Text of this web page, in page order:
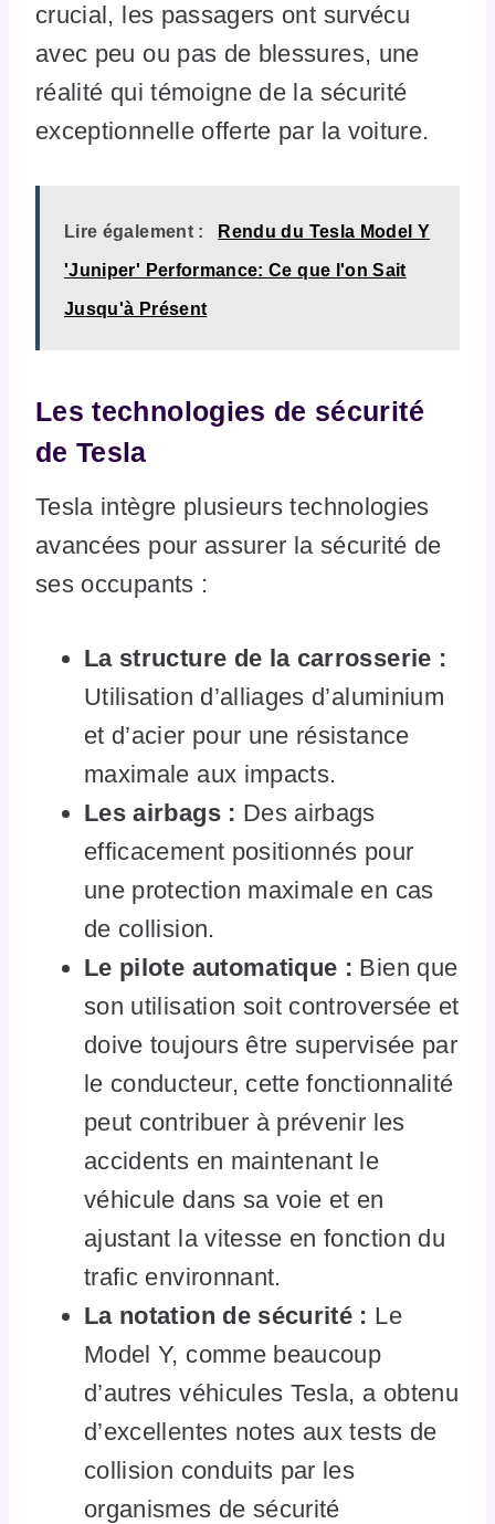
crucial, les passagers ont survécu
avec peu ou pas de blessures, une
réalité qui témoigne de la sécurité
exceptionnelle offerte par la voiture.
Lire également : Rendu du Tesla Model Y
'Juniper' Performance: Ce que l'on Sait
Jusqu'à Présent
Les technologies de sécurité
de Tesla
Tesla intègre plusieurs technologies
avancées pour assurer la sécurité de
ses occupants :
La structure de la carrosserie :
Utilisation d’alliages d’aluminium
et d’acier pour une résistance
maximale aux impacts.
Les airbags : Des airbags
efficacement positionnés pour
une protection maximale en cas
de collision.
Le pilote automatique : Bien que
son utilisation soit controversée et
doive toujours être supervisée par
le conducteur, cette fonctionnalité
peut contribuer à prévenir les
accidents en maintenant le
véhicule dans sa voie et en
ajustant la vitesse en fonction du
trafic environnant.
La notation de sécurité : Le
Model Y, comme beaucoup
d’autres véhicules Tesla, a obtenu
d’excellentes notes aux tests de
collision conduits par les
organismes de sécurité